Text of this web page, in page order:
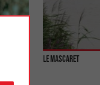
Le Mascaret